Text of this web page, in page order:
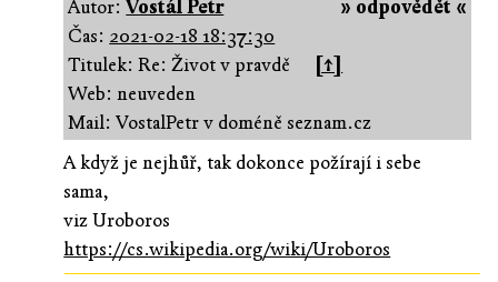
» odpovědět «
Autor:Vostál Petr
Čas: 2021-02-18 18:37:30
Titulek: Re: Život v pravdě
[↑]
Web: neuveden
Mail: VostalPetr v doméně seznam.cz
A když je nejhůř, tak dokonce požírají i sebe
sama,
viz Uroboros
https://cs.wikipedia.org/wiki/Uroboros